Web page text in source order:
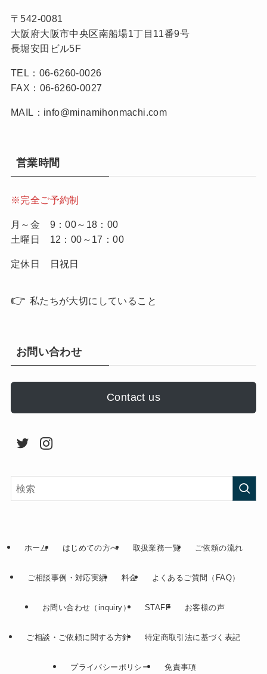
〒542-0081
大阪府大阪市中央区南船場1丁目11番9号
長堀安田ビル5F
TEL：06-6260-0026
FAX：06-6260-0027
MAIL：info@minamihonmachi.com
営業時間
※完全ご予約制
月～金 9：00～18：00
土曜日 12：00～17：00
定休日 日祝日
👉 私たちが大切にしていること
お問い合わせ
Contact us
ホーム はじめての方へ 取扱業務一覧 ご依頼の流れ
ご相談事例・対応実績 料金 よくあるご質問（FAQ）
お問い合わせ（inquiry） STAFF お客様の声
ご相談・ご依頼に関する方針 特定商取引法に基づく表記
プライバシーポリシー 免責事項